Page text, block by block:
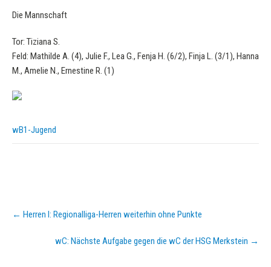
Die Mannschaft
Tor: Tiziana S.
Feld: Mathilde A. (4), Julie F., Lea G., Fenja H. (6/2), Finja L. (3/1), Hanna
M., Amelie N., Ernestine R. (1)
wB1-Jugend
Post
navigation
← Herren I: Regionalliga-Herren weiterhin ohne Punkte
wC: Nächste Aufgabe gegen die wC der HSG Merkstein →